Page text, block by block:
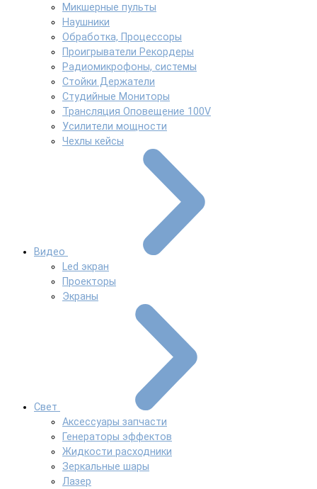
Микшерные пульты
Наушники
Обработка, Процессоры
Проигрыватели Рекордеры
Радиомикрофоны, системы
Стойки Держатели
Студийные Мониторы
Трансляция Оповещение 100V
Усилители мощности
Чехлы кейсы
Видео
Led экран
Проекторы
Экраны
Свет
Аксессуары запчасти
Генераторы эффектов
Жидкости расходники
Зеркальные шары
Лазер